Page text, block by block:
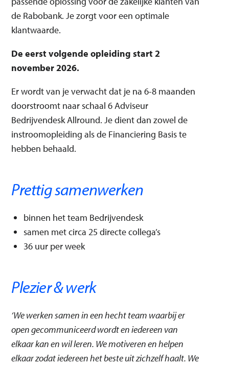
de Rabobank. Je zorgt voor een optimale
klantwaarde.
De eerst volgende opleiding start 2
november 2026.
Er wordt van je verwacht dat je na 6-8 maanden
doorstroomt naar schaal 6 Adviseur
Bedrijvendesk Allround. Je dient dan zowel de
instroomopleiding als de Financiering Basis te
hebben behaald.
Prettig samenwerken
binnen het team Bedrijvendesk
samen met circa 25 directe collega’s
36 uur per week
Plezier & werk
‘We werken samen in een hecht team waarbij er
open gecommuniceerd wordt en iedereen van
elkaar kan en wil leren. We motiveren en helpen
elkaar zodat iedereen het beste uit zichzelf haalt. We